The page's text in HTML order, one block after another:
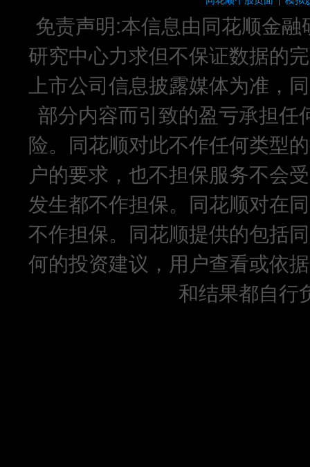
免责声明:本信息由同花顺金
研究中心力求但不保证数据的
上市公司信息披露媒体为准，
部分内容而引致的盈亏承担任
险。同花顺对此不作任何类型
户的要求，也不担保服务不会
发生都不作担保。同花顺对在
不作担保。同花顺提供的包括
何的投资建议，用户查看或依
和结果都自行